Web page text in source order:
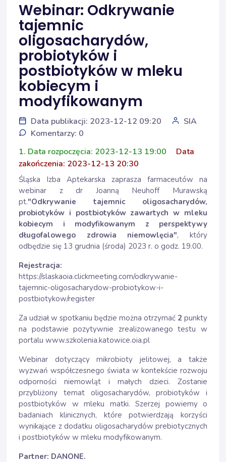
Webinar: Odkrywanie
tajemnic
oligosacharydów,
probiotyków i
postbiotyków w mleku
kobiecym i
modyfikowanym
Data publikacji: 2023-12-12 09:20
SIA
Komentarzy: 0
1. Data rozpoczęcia: 2023-12-13 19:00
Data
zakończenia: 2023-12-13 20:30
Śląska Izba Aptekarska zaprasza farmaceutów na
webinar z dr Joanną Neuhoff Murawską
pt."Odkrywanie tajemnic oligosacharydów,
probiotyków i postbiotyków zawartych w mleku
kobiecym i modyfikowanym z perspektywy
długofalowego zdrowia niemowlęcia", który
odbędzie się 13 grudnia (środa) 2023 r. o godz. 19.00.
Rejestracja:
https://slaskaoia.clickmeeting.com/odkrywanie-
tajemnic-oligosacharydow-probiotykow-i-
postbiotykow/register
Za udział w spotkaniu będzie można otrzymać 2 punkty
na podstawie pozytywnie zrealizowanego testu w
portalu www.szkolenia.katowice.oia.pl
Webinar dotyczący mikrobioty jelitowej, a także
wyzwań współczesnego świata w kontekście rozwoju
odporności niemowląt i małych dzieci. Zostanie
przybliżony temat oligosacharydów, probiotyków i
postbiotyków w mleku matki. Szerzej powiemy o
badaniach klinicznych, które potwierdzają korzyści
wynikające z dodatku oligosacharydów prebiotycznych
i postbiotyków w mleku modyfikowanym.
Partner: DANONE.